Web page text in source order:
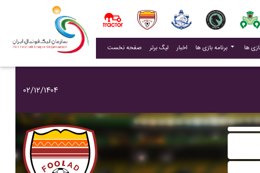
صفحه نخست لیگ برتر اخبار(current) برنامه بازی ها
۰۲/۱۲/۱۴۰۴